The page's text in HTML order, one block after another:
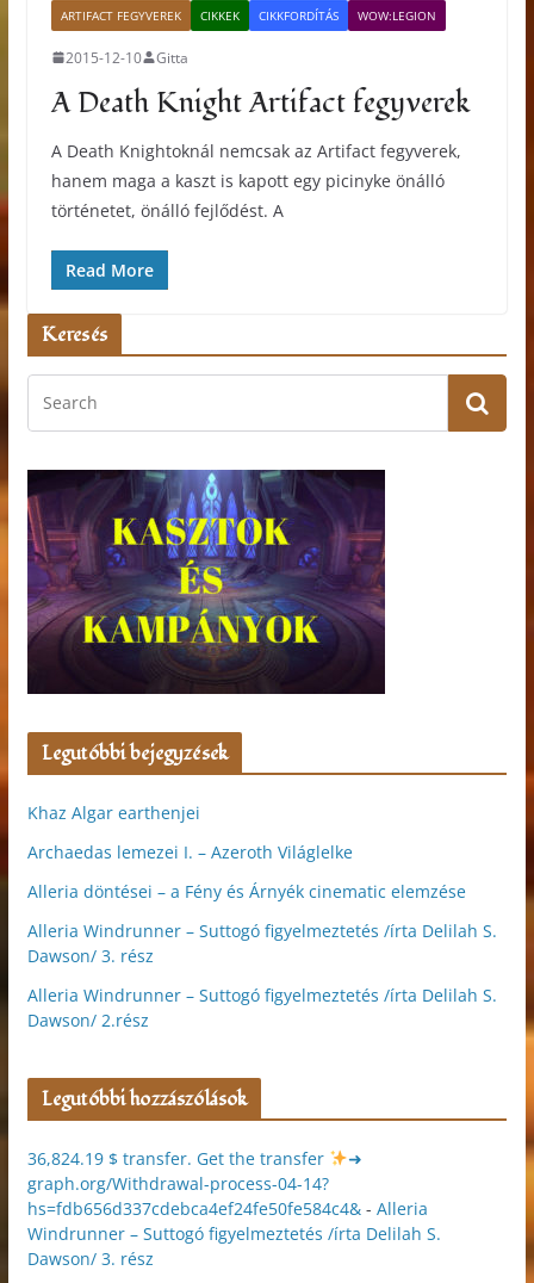
ARTIFACT FEGYVEREK CIKKEK CIKKFORDÍTÁS WOW:LEGION
2015-12-10 Gitta
A Death Knight Artifact fegyverek
A Death Knightoknál nemcsak az Artifact fegyverek,
hanem maga a kaszt is kapott egy picinyke önálló
történetet, önálló fejlődést. A
Read More
Keresés
Legutóbbi bejegyzések
Khaz Algar earthenjei
Archaedas lemezei I. – Azeroth Világlelke
Alleria döntései – a Fény és Árnyék cinematic elemzése
Alleria Windrunner – Suttogó figyelmeztetés /írta Delilah S.
Dawson/ 3. rész
Alleria Windrunner – Suttogó figyelmeztetés /írta Delilah S.
Dawson/ 2.rész
Legutóbbi hozzászólások
36,824.19 $ transfer. Get the transfer
➜
graph.org/Withdrawal-process-04-14?
hs=fdb656d337cdebca4ef24fe50fe584c4&- Alleria
Windrunner – Suttogó figyelmeztetés /írta Delilah S.
Dawson/ 3. rész